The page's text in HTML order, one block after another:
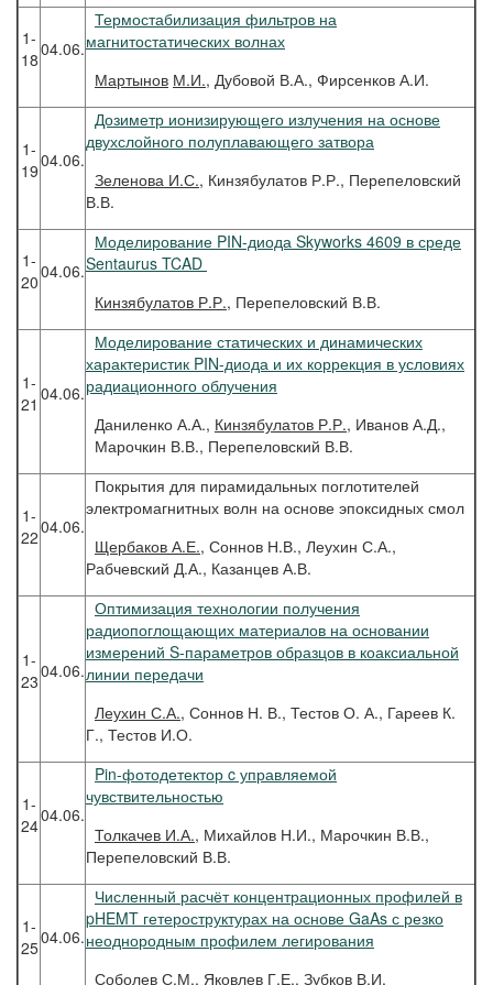
1-
1804.06.
Термостабилизация фильтров на
магнитостатических волнах
Мартынов М.И., Дубовой В.А., Фирсенков А.И.
1-
1904.06.
Дозиметр ионизирующего излучения на основе
двухслойного полуплавающего затвора
Зеленова И.С., Кинзябулатов Р.Р., Перепеловский
В.В.
1-
2004.06.
Моделирование PIN-диода Skyworks 4609 в среде
Sentaurus TCAD
Кинзябулатов Р.Р., Перепеловский В.В.
1-
21 04.06.
Моделирование статических и динамических
характеристик PIN-диода и их коррекция в условиях
радиационного облучения
Даниленко А.А., Кинзябулатов Р.Р., Иванов А.Д.,
Марочкин В.В., Перепеловский В.В.
1-
2204.06.
Покрытия для пирамидальных поглотителей
электромагнитных волн на основе эпоксидных смол
Щербаков А.Е., Соннов Н.В., Леухин С.А.,
Рабчевский Д.А., Казанцев А.В.
1-
2304.06.
Оптимизация технологии получения
радиопоглощающих материалов на основании
измерений S-параметров образцов в коаксиальной
линии передачи
Леухин С.А., Соннов Н. В., Тестов О. А., Гареев К.
Г., Тестов И.О.
1-
2404.06.
Pin-фотодетектор c управляемой
чувствительностью
Толкачев И.А., Михайлов Н.И., Марочкин В.В.,
Перепеловский В.В.
1-
2504.06.
Численный расчёт концентрационных профилей в
pHEMT гетероструктурах на основе GaAs с резко
неоднородным профилем легирования
Соболев С.М., Яковлев Г.Е., Зубков В.И.